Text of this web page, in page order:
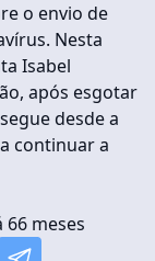
o envio de
Nesta
Isabel
após esgotar
desde a
continuar a
66 meses